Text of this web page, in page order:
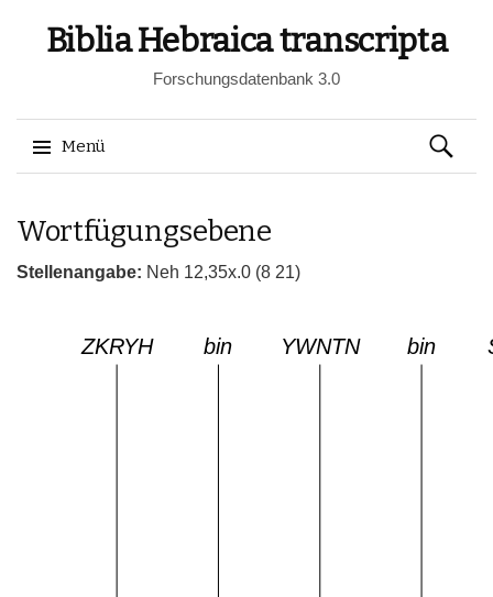
Biblia Hebraica transcripta
Forschungsdatenbank 3.0
Menü
zum
Suchen
nach:
Wortfügungsebene
Stellenangabe: Neh 12,35x.0 (8 21)